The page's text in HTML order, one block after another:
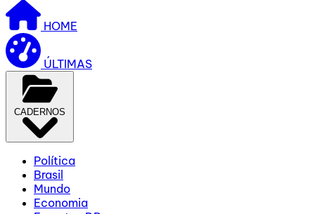
HOME
ÚLTIMAS
CADERNOS
Política
Brasil
Mundo
Economia